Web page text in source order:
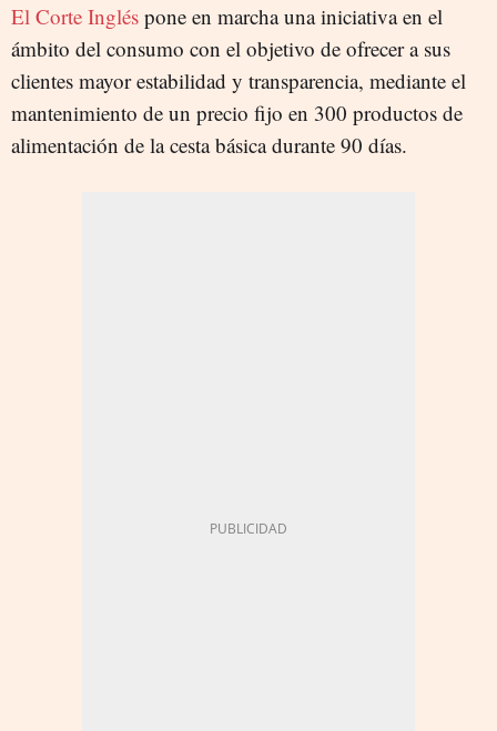
El Corte Inglés pone en marcha una iniciativa en el
ámbito del consumo con el objetivo de ofrecer a sus
clientes mayor estabilidad y transparencia, mediante el
mantenimiento de un precio fijo en 300 productos de
alimentación de la cesta básica durante 90 días.